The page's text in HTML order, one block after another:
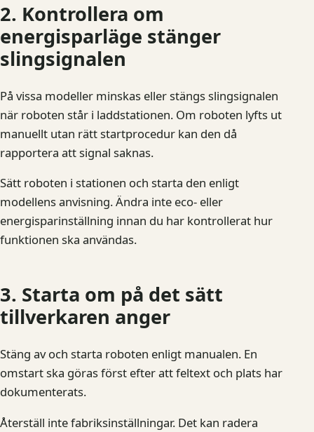
2. Kontrollera om
energisparläge stänger
slingsignalen
På vissa modeller minskas eller stängs slingsignalen
när roboten står i laddstationen. Om roboten lyfts ut
manuellt utan rätt startprocedur kan den då
rapportera att signal saknas.
Sätt roboten i stationen och starta den enligt
modellens anvisning. Ändra inte eco- eller
energisparinställning innan du har kontrollerat hur
funktionen ska användas.
3. Starta om på det sätt
tillverkaren anger
Stäng av och starta roboten enligt manualen. En
omstart ska göras först efter att feltext och plats har
dokumenterats.
Återställ inte fabriksinställningar. Det kan radera